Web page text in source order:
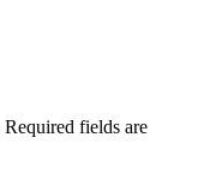
Required fields are